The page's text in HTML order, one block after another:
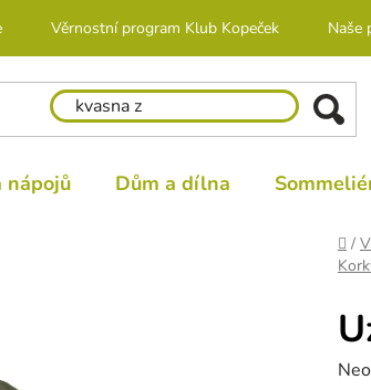
Věrnostní program Klub Kopeček Naše
nápojů Dům a dílna
/